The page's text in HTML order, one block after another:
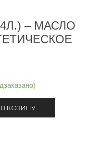
– МАСЛО
КОЗИНУ